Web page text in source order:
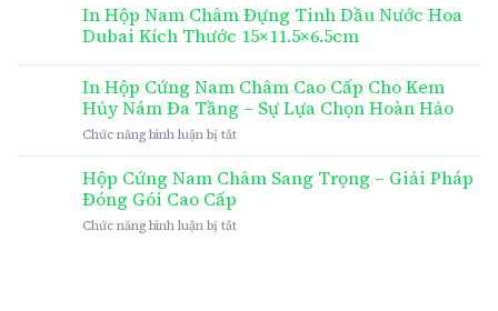
In Hộp Nam Châm Đựng Tinh Dầu Nước Hoa
Dubai Kích Thước 15×11.5×6.5cm
In Hộp Cứng Nam Châm Cao Cấp Cho Kem
Hủy Nám Đa Tầng – Sự Lựa Chọn Hoàn Hảo
Chức năng bình luận bị tắtở
Hộp
Cứng
Châm
Hộp Cứng Nam Châm Sang Trọng – Giải Pháp
Đóng Gói Cao Cấp
Chức năng bình luận bị tắtở